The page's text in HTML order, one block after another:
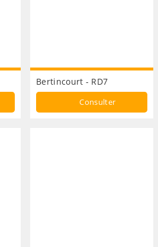
Bertincourt - RD7
Consulter